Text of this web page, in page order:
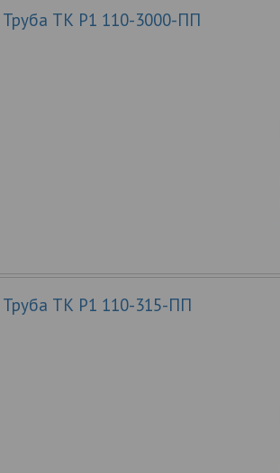
Труба ТК Р1 110-3000-ПП
Труба ТК Р1 110-315-ПП